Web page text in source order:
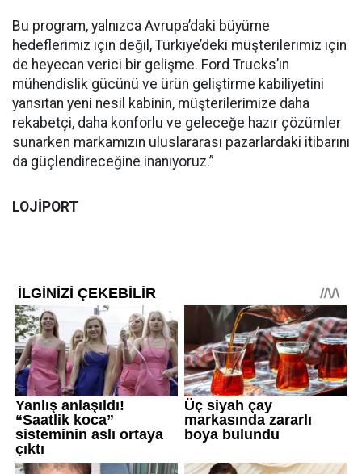
Bu program, yalnızca Avrupa’daki büyüme
hedeflerimiz için değil, Türkiye’deki müşterilerimiz için
de heyecan verici bir gelişme. Ford Trucks’ın
mühendislik gücünü ve ürün geliştirme kabiliyetini
yansıtan yeni nesil kabinin, müşterilerimize daha
rekabetçi, daha konforlu ve geleceğe hazır çözümler
sunarken markamızın uluslararası pazarlardaki itibarını
da güçlendireceğine inanıyoruz.”
LOJİPORT